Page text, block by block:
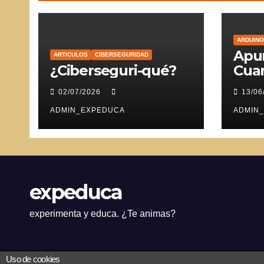
ARTICULOS CIBERSEGURIDAD
¿Ciberseguri-qué?
02/07/2026
ADMIN_EXPEDUCA
ARDUINO
13/
expeduca
experimenta y educa. ¿Te animas?
Uso de cookies